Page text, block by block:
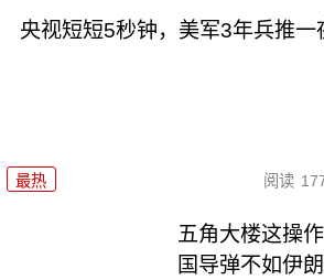
央视短短5秒钟，美军3年兵推一
最热 阅读
五角大楼这操
国导弹不如伊朗